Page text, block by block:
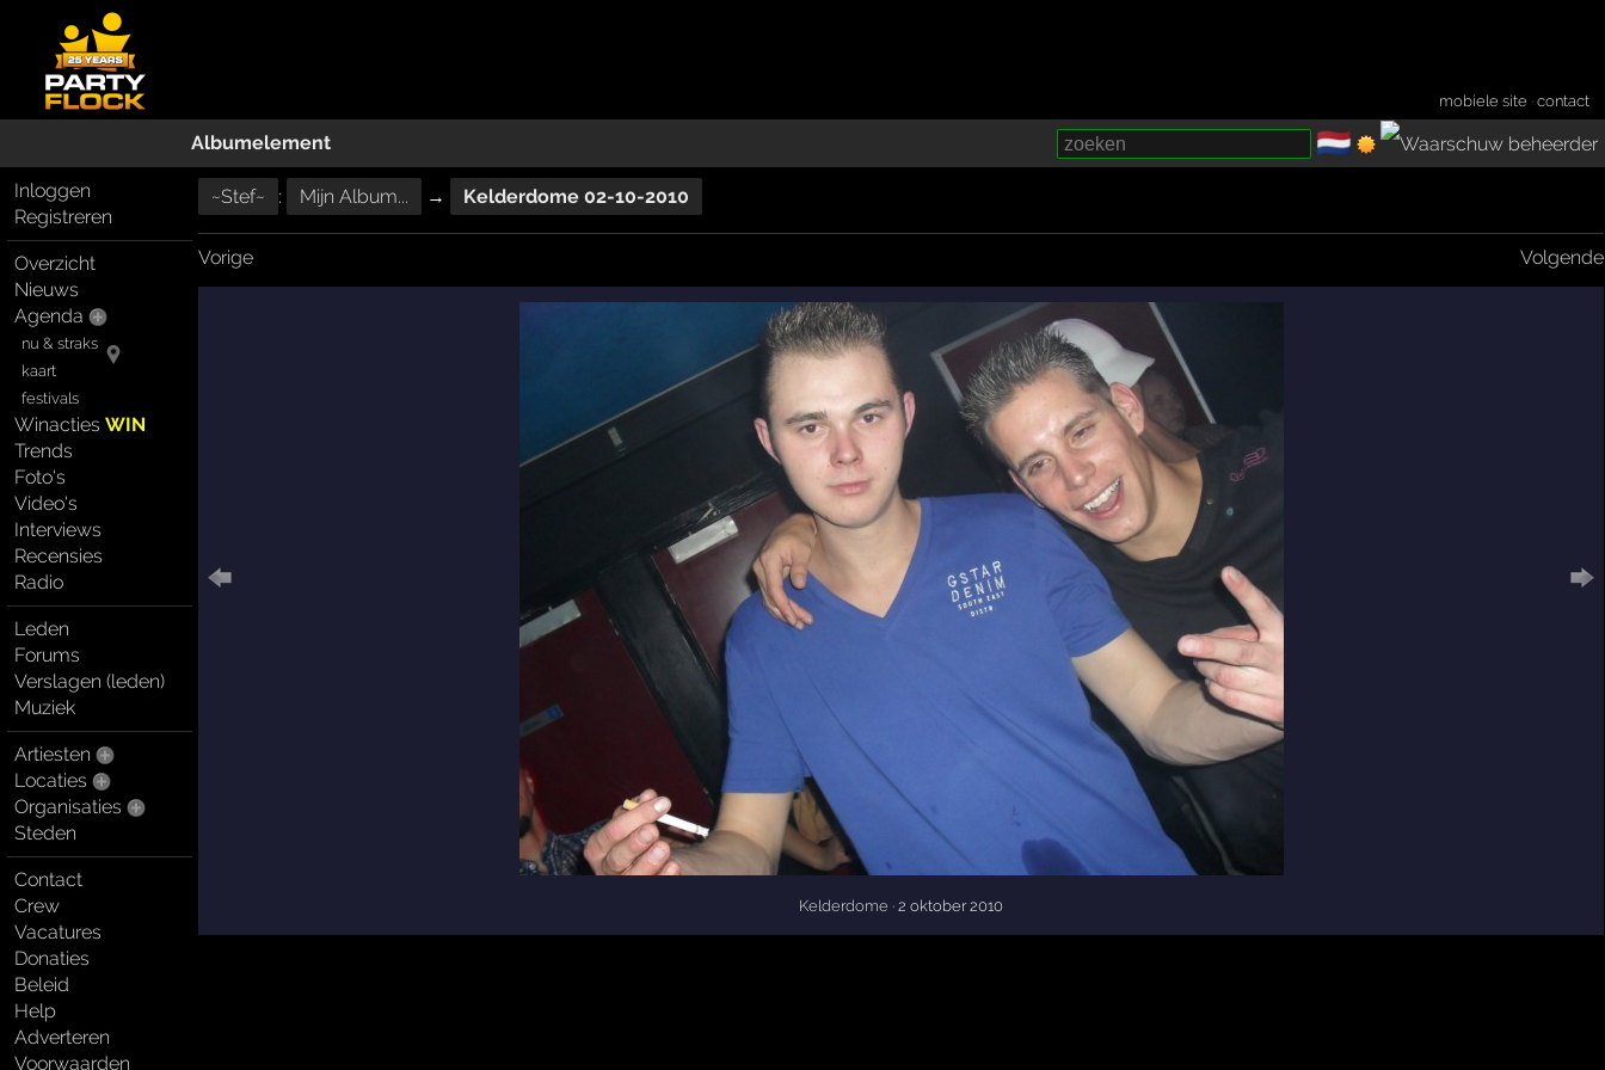
mobiele site ·contact
Albumelement 🇳🇱
Inloggen
Registreren
Overzicht
Nieuws
Agenda
nu & straks
kaart
festivals
WinactiesWIN
Trends
Foto's
Video's
Interviews
Recensies
Radio
Leden
Forums
Verslagen (leden)
Muziek
Artiesten
Locaties
Organisaties
Steden
Contact
Crew
Vacatures
Donaties
Beleid
Help
Adverteren
Voorwaarden
~Stef~ : Mijn Album... → Kelderdome 02-10-2010
Vorige Volgende
Kelderdome · 2 oktober 2010